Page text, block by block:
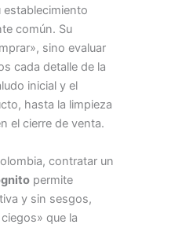
común. Su
sino evaluar
cada detalle de la
inicial y el
hasta la limpieza
el cierre de venta.
contratar un
permite
y sin sesgos,
que la